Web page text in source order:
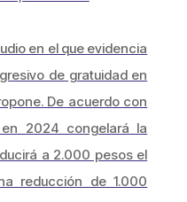
en el que evidencia
de gratuidad en
De acuerdo con
2024 congelará la
a 2.000 pesos el
reducción de 1.000